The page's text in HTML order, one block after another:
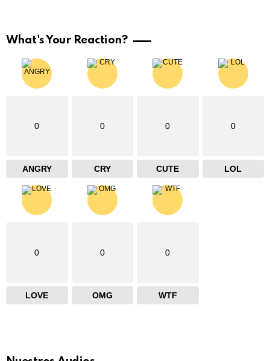
What's Your Reaction?
0
ANGRY
0
CRY
0
CUTE
0
LOL
0
LOVE
0
OMG
0
WTF